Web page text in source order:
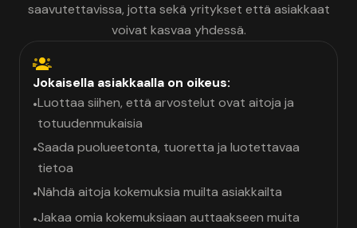
saavutettavissa, jotta sekä yritykset että asiakkaat
voivat kasvaa yhdessä.
Jokaisella asiakkaalla on oikeus:
•Luottaa siihen, että arvostelut ovat aitoja ja
totuudenmukaisia
•Saada puolueetonta, tuoretta ja luotettavaa
tietoa
•Nähdä aitoja kokemuksia muilta asiakkailta
•Jakaa omia kokemuksiaan auttaakseen muita